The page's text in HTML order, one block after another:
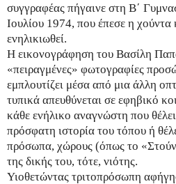
συγγραφέας πήγαινε στη Β΄
Ιουλίου 1974, που έπεσε η χούντα
ενηλικιωθεί.
Η εικονογράφηση του Βασίλη
«πειραγμένες» φωτογραφίες
εμπλουτίζει μέσα από μια άλλη
τυπικά απευθύνεται σε εφηβικό
κάθε ενήλικο αναγνώστη που
πρόσφατη ιστορία του τόπου ή
πρόσωπα, χώρους (όπως το
της δικής του, τότε, νιότης.
Υιοθετώντας τριτοπρόσωπη